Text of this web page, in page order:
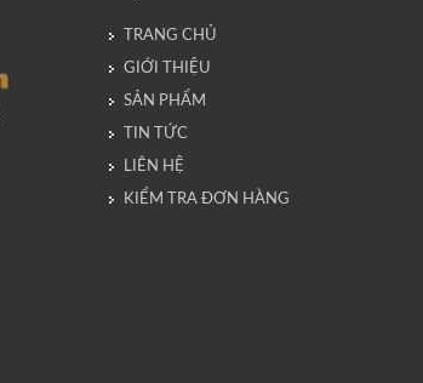
TRANG CHỦ
GIỚI THIỆU
SẢN PHẨM
TIN TỨC
LIÊN HỆ
KIỂM TRA ĐƠN HÀNG